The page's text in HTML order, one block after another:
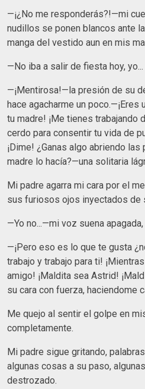
—¡¿No me responderás?!—mi
nudillos se ponen blancos ante
manga del vestido aun en mis
—No iba a salir de fiesta hoy, yo...
—¡Mentirosa!—la presión de su
hace agacharme un
tu madre! ¡Me tienes trabajando
cerdo para consentir tu vida de
¡Dime! ¿Ganas algo abriendo
madre lo hacía?—una solitaria
Mi padre agarra mi cara por el
sus furiosos ojos inyectados de
—Yo no...—mi voz suena
—¡Pero eso es lo que te gusta
trabajo y trabajo para ti!
amigo! ¡Maldita sea Astrid!
su cara con fuerza, haciendome
Me quejo al sentir el golpe en
completamente.
Mi padre sigue gritando,
algunas cosas a su paso,
destrozado.